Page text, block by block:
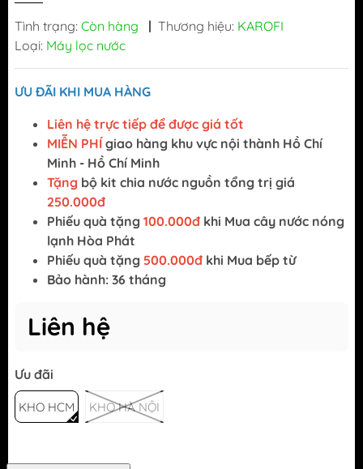
Tình trạng: Còn hàng | Thương hiệu: KAROFI
Loại: Máy lọc nước
ƯU ĐÃI KHI MUA HÀNG
Liên hệ trực tiếp để được giá tốt
MIỄN PHÍ giao hàng khu vực nội thành Hồ Chí
Minh - Hồ Chí Minh
Tặng bộ kit chia nước nguồn tổng trị giá
250.000đ
Phiếu quà tặng 100.000đ khi Mua cây nước nóng
lạnh Hòa Phát
Phiếu quà tặng 500.000đ khi Mua bếp từ
Bảo hành: 36 tháng
Liên hệ
Ưu đãi
KHO HCM KHO HÀ NỘI